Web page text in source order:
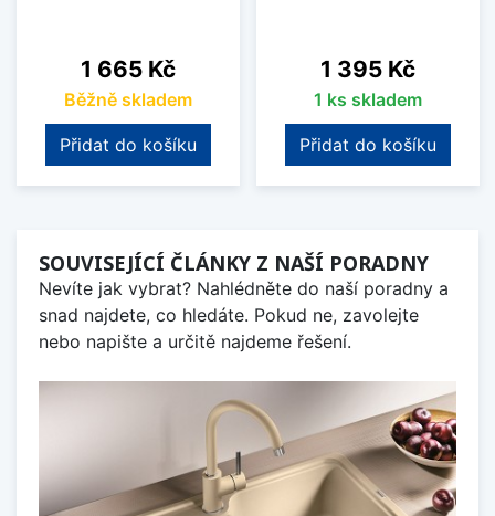
Cena
1 665 Kč
Běžně skladem
Přidat do košíku
Cena
1 395 Kč
1 ks skladem
Přidat do košíku
SOUVISEJÍCÍ ČLÁNKY Z NAŠÍ PORADNY
Nevíte jak vybrat? Nahlédněte do naší poradny a
snad najdete, co hledáte. Pokud ne, zavolejte
nebo napište a určitě najdeme řešení.